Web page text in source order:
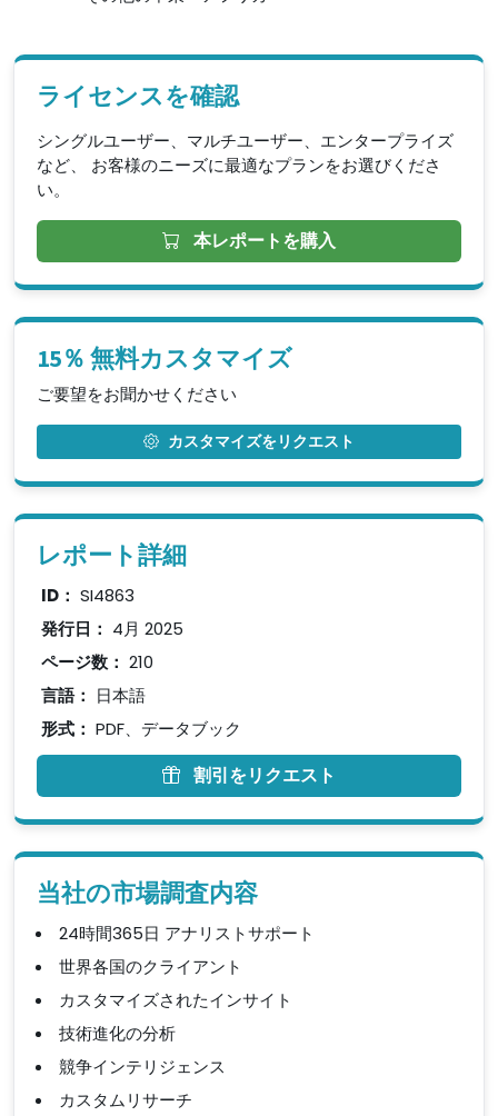
ライセンスを確認
シングルユーザー、マルチユーザー、エンタープライズ
など、 お客様のニーズに最適なプランをお選びくださ
い。
本レポートを購入
15％ 無料カスタマイズ
ご要望をお聞かせください
カスタマイズをリクエスト
レポート詳細
ID： SI4863
発行日： 4月 2025
ページ数： 210
言語： 日本語
形式： PDF、データブック
割引をリクエスト
当社の市場調査内容
24時間365日 アナリストサポート
世界各国のクライアント
カスタマイズされたインサイト
技術進化の分析
競争インテリジェンス
カスタムリサーチ